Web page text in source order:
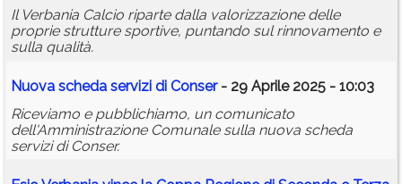
Il Verbania Calcio riparte dalla valorizzazione delle
proprie strutture sportive, puntando sul rinnovamento e
sulla qualità.
Nuova scheda servizi di Conser- 29 Aprile 2025 - 10:03
Riceviamo e pubblichiamo, un comunicato
dell'Amministrazione Comunale sulla nuova scheda
servizi di Conser.